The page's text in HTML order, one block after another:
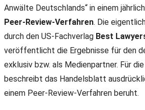
Anwälte Deutschlands“ in einem
Peer-Review-Verfahren. Die
durch den US-Fachverlag Best
veröffentlicht die Ergebnisse für den
exklusiv bzw. als Medienpartner. Für
beschreibt das Handelsblatt
einem Peer-Review-Verfahren beruht.